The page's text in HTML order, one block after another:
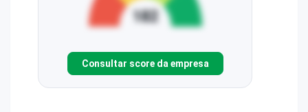
Consultar score da empresa